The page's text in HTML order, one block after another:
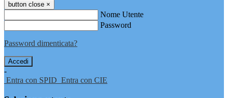
button close ×
Nome Utente
Password
Password dimenticata?
-
Entra con SPID Entra con CIE